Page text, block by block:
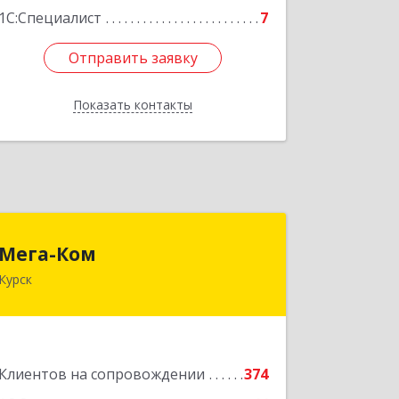
1С:Специалист
7
Отправить заявку
Показать контакты
Отправить заявку
Назад
Мега-Ком
Курск
Клиентов на сопровождении
374
305001, Курская обл, Курск г, Красной